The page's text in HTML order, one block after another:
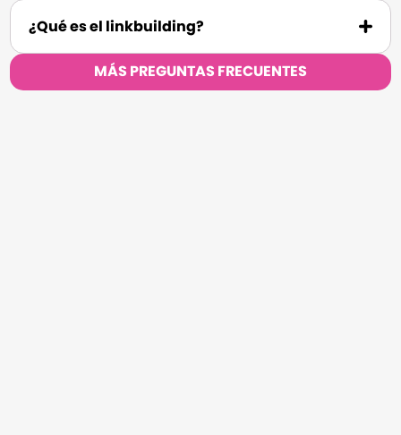
¿Qué es el linkbuilding?
MÁS PREGUNTAS FRECUENTES